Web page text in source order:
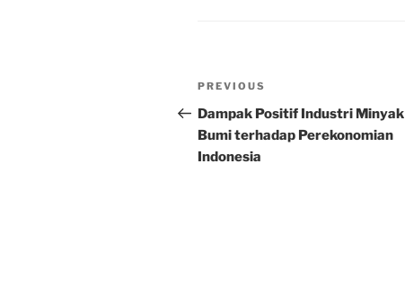
Post
navigation
Previous
Post
PREVIOUS
Dampak Positif Industri Minyak
Bumi terhadap Perekonomian
Indonesia